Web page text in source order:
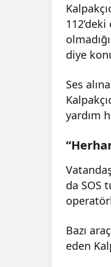
diye
Ses
yardım
da SOS
Bazı
eden